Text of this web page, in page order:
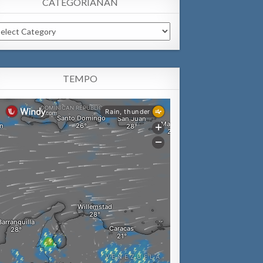
CATEGORIANAN
TEMPO